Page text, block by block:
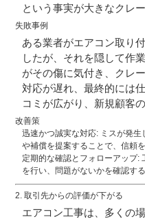
という事実が大きなクレ
失敗事例
ある業者がエアコン取り
したが、それを隠して作
がその傷に気付き、クレ
対応が遅れ、最終的には
コミが広がり、新規顧客
改善策
迅速かつ誠実な対応: ミスが発生
や補償を提案することで、信頼
定期的な確認とフォローアップ:
を行い、問題がないかを確認す
2.取引先からの評価が下がる
エアコン工事は、多くの